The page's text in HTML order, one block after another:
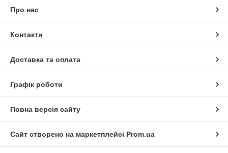
Про нас
Контакти
Доставка та оплата
Графік роботи
Повна версія сайту
Сайт створено на маркетплейсі Prom.ua